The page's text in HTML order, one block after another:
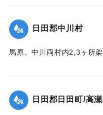
｜固有コード:
日田郡中川村
馬原、中川両村内2,3ヶ所
通が途絶、詳細を知ること
【出典：大分新聞 大正12
日田郡日田町/高